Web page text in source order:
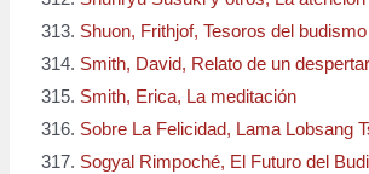
Shuon, Frithjof, Tesoros del budismo
Smith, David, Relato de un despertar
Smith, Erica, La meditación
Sobre La Felicidad, Lama Lobsang
Sogyal Rimpoché, El Futuro del